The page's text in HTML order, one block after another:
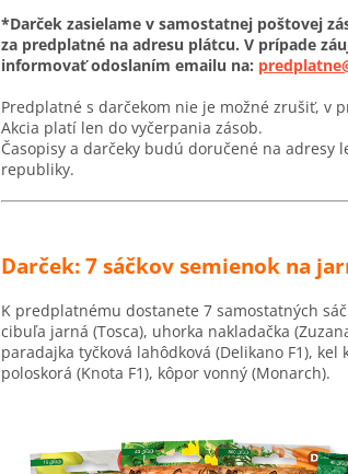
*Darček zasielame v samostatnej poštovej
za predplatné na adresu plátcu. V prípade
informovať odoslaním emailu na:
Predplatné s darčekom nie je možné zrušiť, v
Akcia platí len do vyčerpania zásob.
Časopisy a darčeky budú doručené na adresy
republiky.
Darček: 7 sáčkov semienok na
K predplatnému dostanete 7 samostatných
cibuľa jarná (Tosca), uhorka nakladačka
paradajka tyčková lahôdková (Delikano F1), kel
poloskorá (Knota F1), kôpor vonný (Monarch).